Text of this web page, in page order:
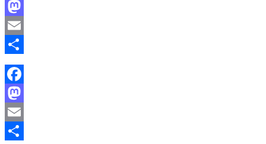
Facebook
Mastodon
Email
Share
Facebook
Mastodon
Email